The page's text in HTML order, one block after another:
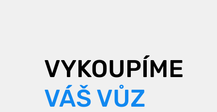
VYKOUPÍME
VÁŠ VŮZ